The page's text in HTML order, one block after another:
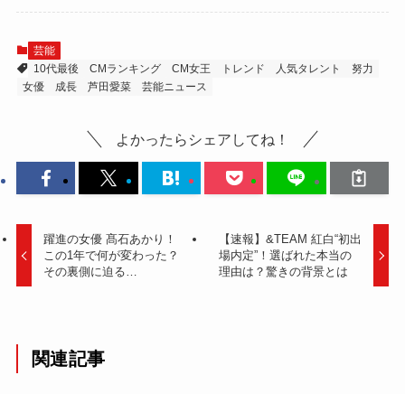
芸能
10代最後
CMランキング CM女王 トレンド 人気タレント
努力
女優
成長 芦田愛菜 芸能ニュース
よかったらシェアしてね！
躍進の女優 髙石あかり！
この1年で何が変わった？
その裏側に迫る…
【速報】&TEAM 紅白“初出
場内定”！選ばれた本当の
理由は？驚きの背景とは
関連記事